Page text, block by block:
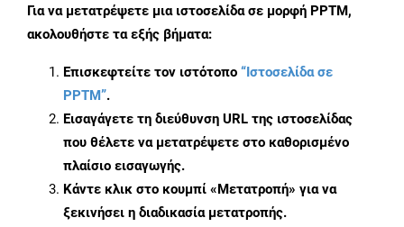
Για να μετατρέψετε μια ιστοσελίδα σε μορφή PPTM,
ακολουθήστε τα εξής βήματα:
Επισκεφτείτε τον ιστότοπο “Ιστοσελίδα σε
PPTM”.
Εισαγάγετε τη διεύθυνση URL της ιστοσελίδας
που θέλετε να μετατρέψετε στο καθορισμένο
πλαίσιο εισαγωγής.
Κάντε κλικ στο κουμπί «Μετατροπή» για να
ξεκινήσει η διαδικασία μετατροπής.